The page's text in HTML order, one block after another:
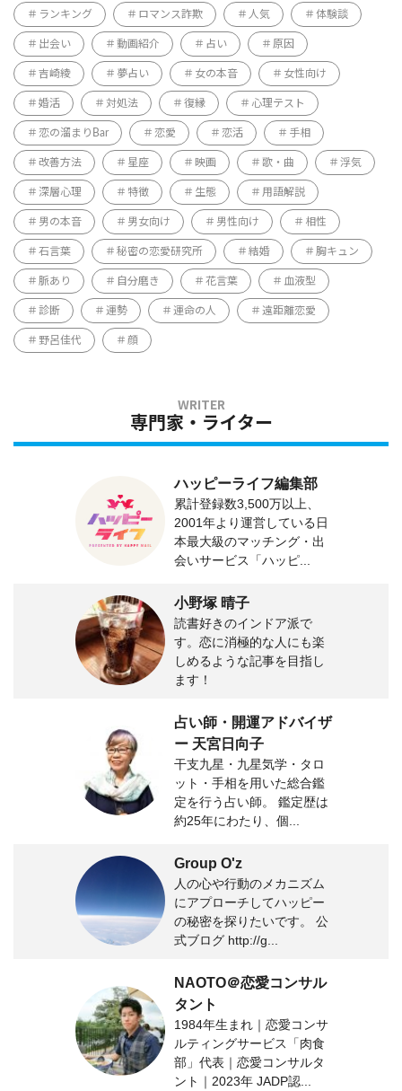
ランキング ロマンス詐欺 人気 体験談
出会い 動画紹介 占い 原因
吉崎綾 夢占い 女の本音 女性向け
婚活 対処法 復縁 心理テスト
恋の溜まりBar 恋愛 恋活 手相
改善方法 星座 映画 歌・曲 浮気
深層心理 特徴 生態 用語解説
男の本音 男女向け 男性向け 相性
石言葉 秘密の恋愛研究所 結婚 胸キュン
脈あり 自分磨き 花言葉 血液型
診断 運勢 運命の人 遠距離恋愛
野呂佳代 顔
専門家・ライター
ハッピーライフ編集部
累計登録数3,500万以上、
2001年より運営している日
本最大級のマッチング・出
会いサービス「ハッピ...
小野塚 晴子
読書好きのインドア派で
す。恋に消極的な人にも楽
しめるような記事を目指し
ます！
占い師・開運アドバイザ
ー 天宮日向子
干支九星・九星気学・タロ
ット・手相を用いた総合鑑
定を行う占い師。 鑑定歴は
約25年にわたり、個...
Group O'z
人の心や行動のメカニズム
にアプローチしてハッピー
の秘密を探りたいです。 公
式ブログ http://g...
NAOTO＠恋愛コンサル
タント
1984年生まれ｜恋愛コンサ
ルティングサービス「肉食
部」代表｜恋愛コンサルタ
ント｜2023年 JADP認...